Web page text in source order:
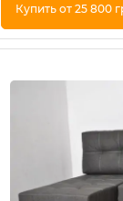
Купить от 25 800
Купить в 1 клик